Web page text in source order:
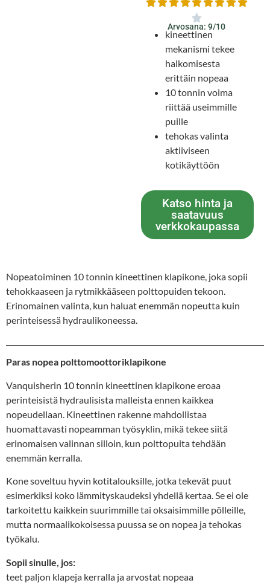
Arvosana: 9/10
kineettinen
mekanismi tekee
halkomisesta
erittäin nopeaa
10 tonnin voima
riittää useimmille
puille
tehokas valinta
aktiiviseen
kotikäyttöön
Katso hinta ja
saatavuus
verkkokaupassa
Nopeatoiminen 10 tonnin kineettinen klapikone, joka sopii
tehokkaaseen ja rytmikkääseen polttopuiden tekoon.
Erinomainen valinta, kun haluat enemmän nopeutta kuin
perinteisessä hydraulikoneessa.
Paras nopea polttomoottoriklapikone
Vanquisherin 10 tonnin kineettinen klapikone eroaa
perinteisistä hydraulisista malleista ennen kaikkea
nopeudellaan. Kineettinen rakenne mahdollistaa
huomattavasti nopeamman työsyklin, mikä tekee siitä
erinomaisen valinnan silloin, kun polttopuita tehdään
enemmän kerralla.
Kone soveltuu hyvin kotitalouksille, jotka tekevät puut
esimerkiksi koko lämmityskaudeksi yhdellä kertaa. Se ei ole
tarkoitettu kaikkein suurimmille tai oksaisimmille pölleille,
mutta normaalikokoisessa puussa se on nopea ja tehokas
työkalu.
Sopii sinulle, jos:
teet paljon klapeja kerralla ja arvostat nopeaa